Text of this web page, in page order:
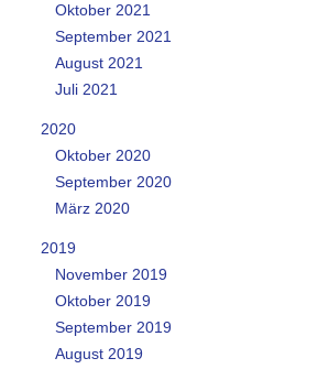
Oktober 2021
September 2021
August 2021
Juli 2021
2020
Oktober 2020
September 2020
März 2020
2019
November 2019
Oktober 2019
September 2019
August 2019